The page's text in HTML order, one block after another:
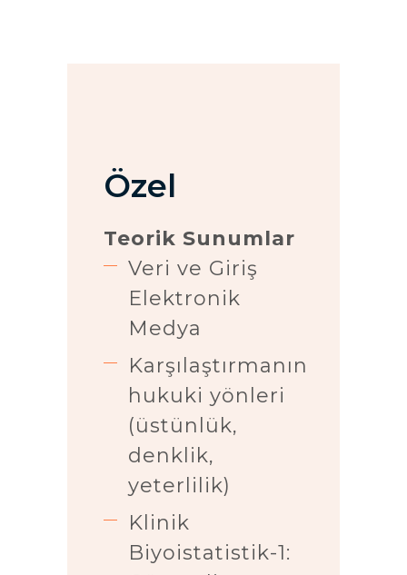
Özel
Teorik Sunumlar
Veri ve Giriş
Elektronik
Medya
Karşılaştırmanın
hukuki yönleri
(üstünlük,
denklik,
yeterlilik)
Klinik
Biyoistatistik-1: